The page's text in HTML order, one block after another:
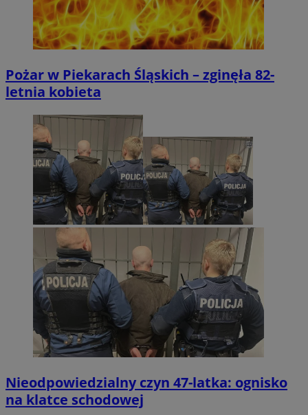
Pożar w Piekarach Śląskich – zginęła 82-
letnia kobieta
Nieodpowiedzialny czyn 47-latka: ognisko
na klatce schodowej